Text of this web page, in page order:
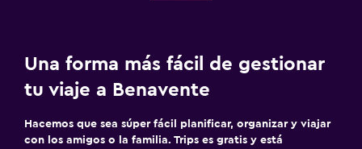
Una forma más fácil de gestionar
tu viaje a Benavente
Hacemos que sea súper fácil planificar, organizar y viajar
con los amigos o la familia. Trips es gratis y está